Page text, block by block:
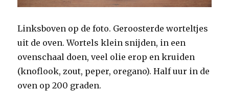
Linksboven op de foto. Geroosterde worteltjes
uit de oven. Wortels klein snijden, in een
ovenschaal doen, veel olie erop en kruiden
(knoflook, zout, peper, oregano). Half uur in de
oven op 200 graden.